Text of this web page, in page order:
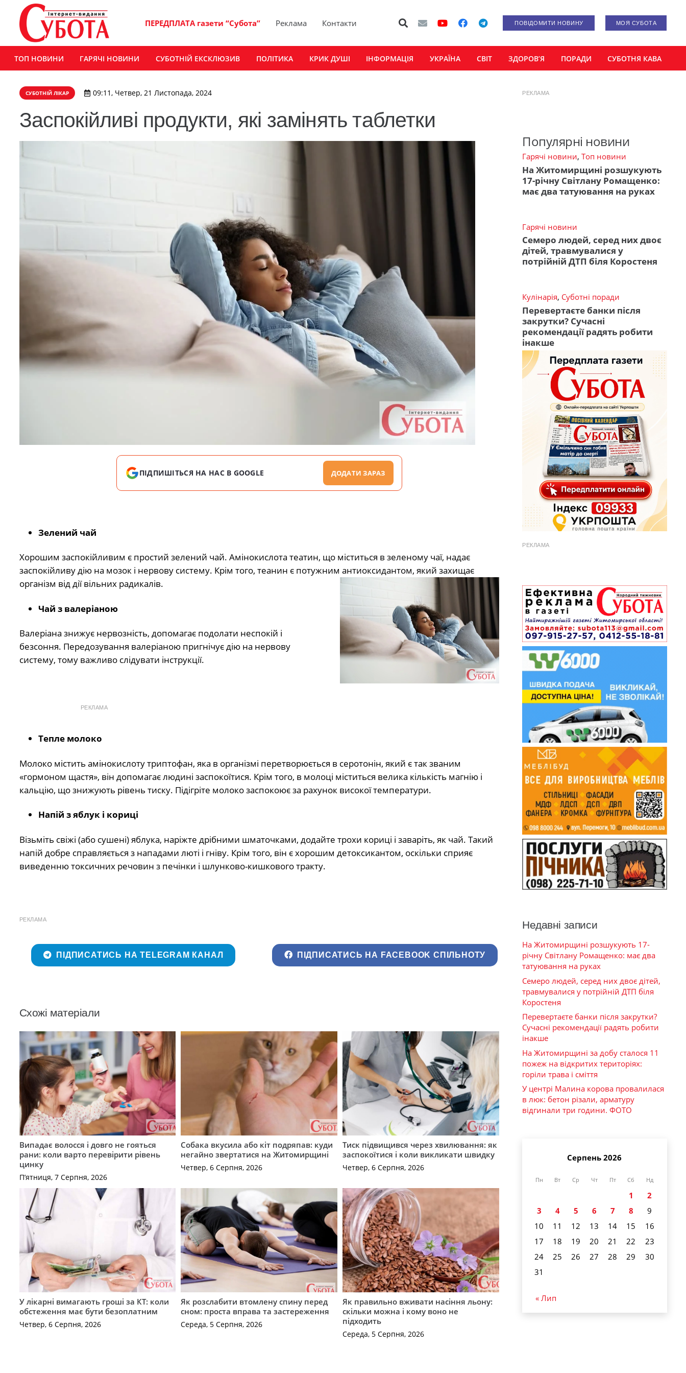
ПЕРЕДПЛАТА газети “Субота” Реклама Контакти ПОВІДОМИТИ НОВИНУ МОЯ СУБОТА
ТОП НОВИНИ ГАРЯЧІ НОВИНИ СУБОТНІЙ ЕКСКЛЮЗИВ ПОЛІТИКА КРИК ДУШІ ІНФОРМАЦІЯ УКРАЇНА СВІТ ЗДОРОВ’Я ПОРАДИ СУБОТНЯ КАВА
СУБОТНІЙ ЛІКАР 09:11, Четвер, 21 Листопада, 2024
Заспокійливі продукти, які замінять таблетки
ПІДПИШІТЬСЯ НА НАС В GOOGLE ДОДАТИ ЗАРАЗ
Зелений чай
Хорошим заспокійливим є простий зелений чай. Амінокислота театин, що міститься в зеленому чаї, надає
заспокійливу дію на мозок і нервову систему. Крім того, теанин є потужним антиоксидантом, який захищає
організм від дії вільних радикалів.
Чай з валеріаною
Валеріана знижує нервозність, допомагає подолати неспокій і
безсоння. Передозування валеріаною пригнічує дію на нервову
систему, тому важливо слідувати інструкції.
РЕКЛАМА
Тепле молоко
Молоко містить амінокислоту триптофан, яка в організмі перетворюється в серотонін, який є так званим
«гормоном щастя», він допомагає людині заспокоїтися. Крім того, в молоці міститься велика кількість магнію і
кальцію, що знижують рівень тиску. Підігріте молоко заспокоює за рахунок високої температури.
Напій з яблук і кориці
Візьміть свіжі (або сушені) яблука, наріжте дрібними шматочками, додайте трохи кориці і заваріть, як чай. Такий
напій добре справляється з нападами люті і гніву. Крім того, він є хорошим детоксикантом, оскільки сприяє
виведенню токсичних речовин з печінки і шлунково-кишкового тракту.
РЕКЛАМА
ПІДПИСАТИСЬ НА TELEGRAM КАНАЛ ПІДПИСАТИСЬ НА FACEBOOK СПІЛЬНОТУ
Схожі матеріали
Випадає волосся і довго не гояться
рани: коли варто перевірити рівень
цинку
П’ятниця, 7 Серпня, 2026
Собака вкусила або кіт подряпав: куди
негайно звертатися на Житомирщині
Четвер, 6 Серпня, 2026
Тиск підвищився через хвилювання: як
заспокоїтися і коли викликати швидку
Четвер, 6 Серпня, 2026
У лікарні вимагають гроші за КТ: коли
обстеження має бути безоплатним
Четвер, 6 Серпня, 2026
Як розслабити втомлену спину перед
сном: проста вправа та застереження
Середа, 5 Серпня, 2026
Як правильно вживати насіння льону:
скільки можна і кому воно не
підходить
Середа, 5 Серпня, 2026
РЕКЛАМА
Популярні новини
Гарячі новини, Топ новини
На Житомирщині розшукують
17-річну Світлану Ромащенко:
має два татуювання на руках
Гарячі новини
Семеро людей, серед них двоє
дітей, травмувалися у
потрійній ДТП біля Коростеня
Кулінарія, Суботні поради
Перевертаєте банки після
закрутки? Сучасні
рекомендації радять робити
інакше
РЕКЛАМА
Недавні записи
На Житомирщині розшукують 17-
річну Світлану Ромащенко: має два
татуювання на руках
Семеро людей, серед них двоє дітей,
травмувалися у потрійній ДТП біля
Коростеня
Перевертаєте банки після закрутки?
Сучасні рекомендації радять робити
інакше
На Житомирщині за добу сталося 11
пожеж на відкритих територіях:
горіли трава і сміття
У центрі Малина корова провалилася
в люк: бетон різали, арматуру
відгинали три години. ФОТО
Серпень 2026
Пн Вт Ср Чт Пт Сб Нд
1
2
3
4 5 6 7 8
9
10
11 12 13 14 15
16
17
18 19 20 21 22
23
24
25 26 27 28 29
30
31
« Лип